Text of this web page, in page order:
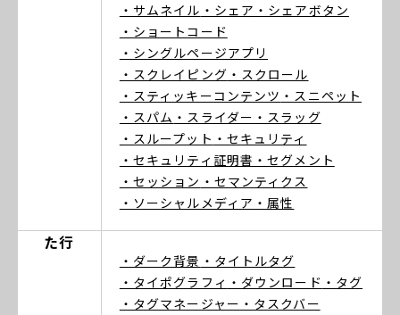
・サムネイル ・シェア ・シェアボタン
・ショートコード
・シングルページアプリ
・スクレイピング ・スクロール
・スティッキーコンテンツ ・スニペット
・スパム ・スライダー ・スラッグ
・スループット ・セキュリティ
・セキュリティ証明書 ・セグメント
・セッション ・セマンティクス
・ソーシャルメディア ・属性
た行
・ダーク背景 ・タイトルタグ
・タイポグラフィ ・ダウンロード ・タグ
・タグマネージャー ・タスクバー